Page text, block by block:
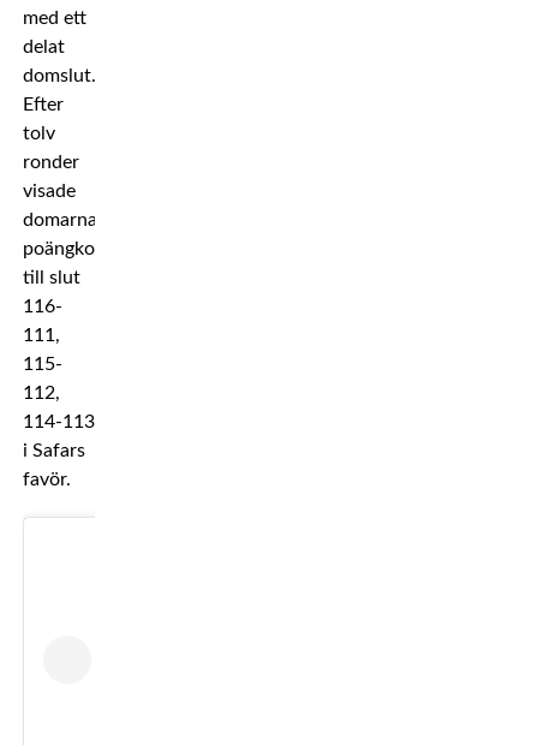
med ett
delat
domslut.
Efter
tolv
ronder
visade
domarnas
poängkort
till slut
116-
111,
115-
112,
114-113
i Safars
favör.